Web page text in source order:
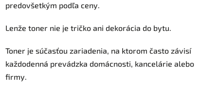
predovšetkým podľa ceny.
Lenže toner nie je tričko ani dekorácia do bytu.
Toner je súčasťou zariadenia, na ktorom často závisí
každodenná prevádzka domácnosti, kancelárie alebo
firmy.